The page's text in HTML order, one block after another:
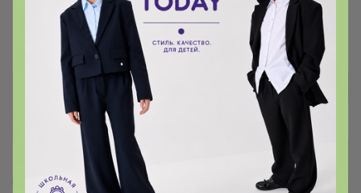
весны
Леныра